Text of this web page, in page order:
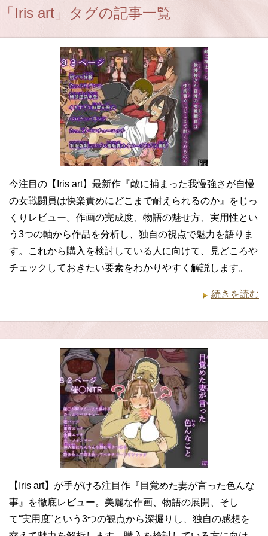
「Iris art」タグの記事一覧
今注目の【Iris art】最新作『敵に捕まった我慢強さが自慢
の女戦闘員は快楽責めにどこまで耐えられるのか』をじっ
くりレビュー。作画の完成度、物語の魅せ方、実用性とい
う3つの軸から作品を分析し、独自の視点で魅力を語りま
す。これから購入を検討している人に向けて、見どころや
チェックしておきたい要素をわかりやすく解説します。
続きを読む
【Iris art】が手がける注目作『目覚めた妻が言った色んな
事』を徹底レビュー。美麗な作画、物語の展開、そし
て“実用度”という3つの観点から深掘りし、独自の感想を